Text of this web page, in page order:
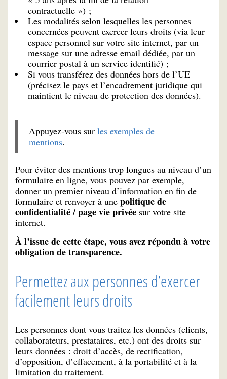
contractuelle ») ;
Les modalités selon lesquelles les personnes
concernées peuvent exercer leurs droits (via leur
espace personnel sur votre site internet, par un
message sur une adresse email dédiée, par un
courrier postal à un service identifié) ;
Si vous transférez des données hors de l’UE
(précisez le pays et l’encadrement juridique qui
maintient le niveau de protection des données).
Appuyez-vous sur les exemples de
mentions.
Pour éviter des mentions trop longues au niveau d’un
formulaire en ligne, vous pouvez par exemple,
donner un premier niveau d’information en fin de
formulaire et renvoyer à une politique de
confidentialité / page vie privée sur votre site
internet.
À l’issue de cette étape, vous avez répondu à votre
obligation de transparence.
Permettez aux personnes d’exercer
facilement leurs droits
Les personnes dont vous traitez les données (clients,
collaborateurs, prestataires, etc.) ont des droits sur
leurs données : droit d’accès, de rectification,
d’opposition, d’effacement, à la portabilité et à la
limitation du traitement.